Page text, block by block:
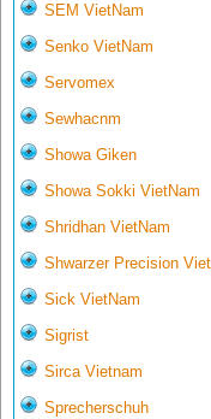
SEM VietNam
Senko VietNam
Servomex
Sewhacnm
Showa Giken
Showa Sokki VietNam
Shridhan VietNam
Shwarzer Precision
Sick VietNam
Sigrist
Sirca Vietnam
Sprecherschuh